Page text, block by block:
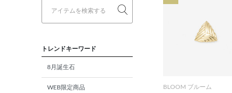
トレンドキーワード
8月誕生石
WEB限定商品
BLOOM ブルーム